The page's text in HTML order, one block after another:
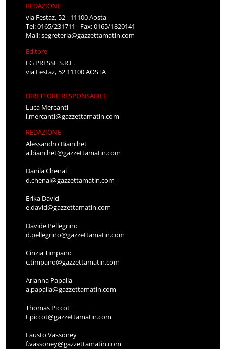
REDAZIONE
via Festaz, 52 - 11100 Aosta
Tel: 0165/231711 - Fax: 0165/1820141
Mail:segreteria@gazzettamatin.com
Editore
LG PRESSE S.R.L.
via Festaz, 52 11100 AOSTA
DIRETTORE RESPONSABILE
Luca Mercanti
l.mercanti@gazzettamatin.com
REDAZIONE
Alessandro Bianchet
a.bianchet@gazzettamatin.com
Danila Chenal
d.chenal@gazzettamatin.com
Erika David
e.david@gazzettamatin.com
Davide Pellegrino
d.pellegrino@gazzettamatin.com
Cinzia Timpano
c.timpano@gazzettamatin.com
Arianna Papalia
a.papalia@gazzettamatin.com
Thomas Piccot
t.piccot@gazzettamatin.com
Fausto Vassoney
f.vassoney@gazzettamatin.com